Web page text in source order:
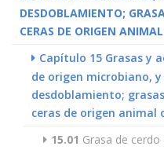
DESDOBLAMIENTO;
CERAS DE ORIGEN
Capítulo 15 Grasas y
de origen microbiano,
desdoblamiento;
ceras de origen animal
15.01 Grasa de